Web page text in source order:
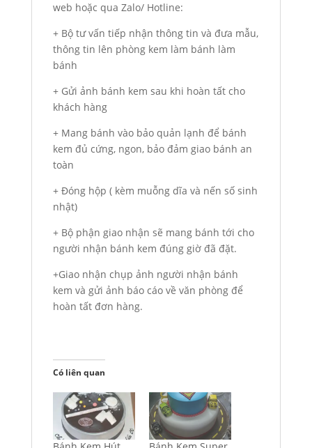
web hoặc qua Zalo/ Hotline:
+ Bộ tư vấn tiếp nhận thông tin và đưa mẫu,
thông tin lên phòng kem làm bánh làm
bánh
+ Gửi ảnh bánh kem sau khi hoàn tất cho
khách hàng
+ Mang bánh vào bảo quản lạnh để bánh
kem đủ cứng, ngon, bảo đảm giao bánh an
toàn
+ Đóng hộp ( kèm muỗng dĩa và nến số sinh
nhật)
+ Bộ phận giao nhận sẽ mang bánh tới cho
người nhận bánh kem đúng giờ đã đặt.
+Giao nhận chụp ảnh người nhận bánh
kem và gửi ảnh báo cáo về văn phòng để
hoàn tất đơn hàng.
Có liên quan